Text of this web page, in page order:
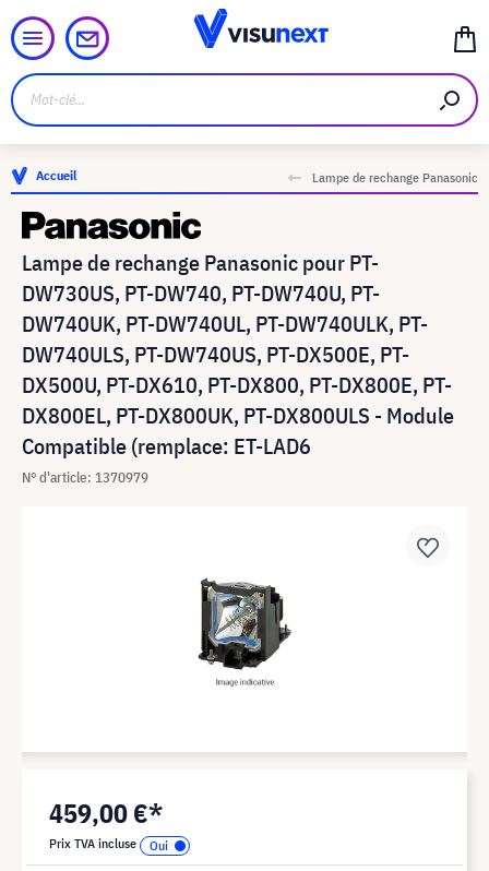
Accueil Lampe de rechange Panasonic
Lampe de rechange Panasonic pour PT-
DW730US, PT-DW740, PT-DW740U, PT-
DW740UK, PT-DW740UL, PT-DW740ULK, PT-
DW740ULS, PT-DW740US, PT-DX500E, PT-
DX500U, PT-DX610, PT-DX800, PT-DX800E, PT-
DX800EL, PT-DX800UK, PT-DX800ULS - Module
Compatible (remplace: ET-LAD6
N° d'article: 1370979
459,00 €*
Prix TVA incluse